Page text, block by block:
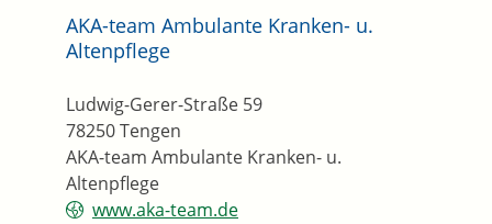
AKA-team Ambulante Kranken- u.
Altenpflege
AKA-team Ambulante Kranken- u.
Altenpflege
Ludwig-Gerer-Straße 59
78250Tengen
www.aka-team.de